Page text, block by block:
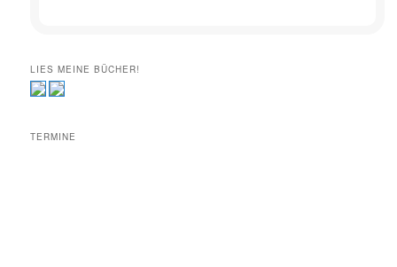
LIES MEINE BÜCHER!
TERMINE